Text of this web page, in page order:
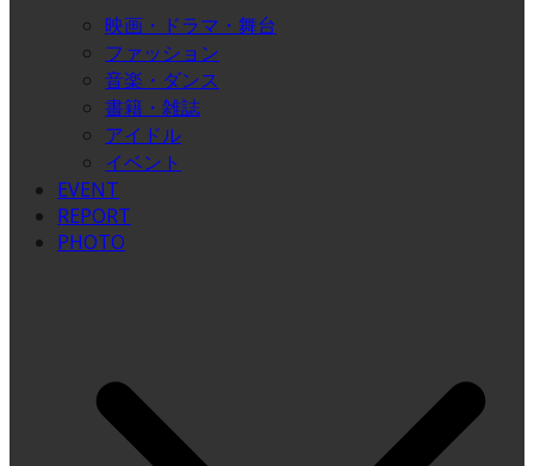
映画・ドラマ・舞台
ファッション
音楽・ダンス
書籍・雑誌
アイドル
イベント
EVENT
REPORT
PHOTO